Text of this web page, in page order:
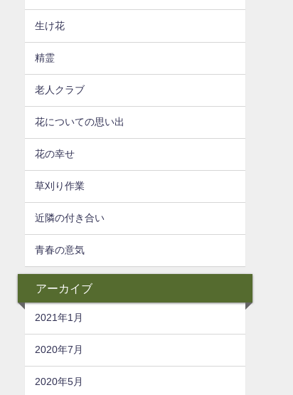
生け花
精霊
老人クラブ
花についての思い出
花の幸せ
草刈り作業
近隣の付き合い
青春の意気
アーカイブ
2021年1月
2020年7月
2020年5月